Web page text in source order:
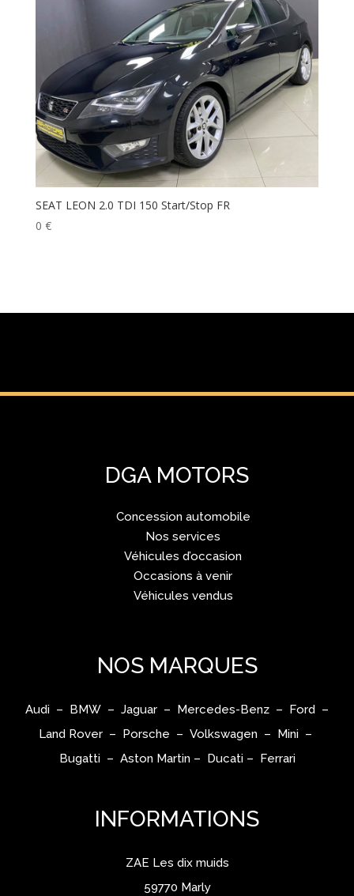
SEAT LEON 2.0 TDI 150 Start/Stop FR
0 €
DGA MOTORS
Concession automobile
Nos services
Véhicules d’occasion
Occasions à venir
Véhicules vendus
NOS MARQUES
Audi – BMW – Jaguar – Mercedes-Benz – Ford –
Land Rover – Porsche – Volkswagen – Mini –
Bugatti – Aston Martin – Ducati – Ferrari
INFORMATIONS
ZAE Les dix muids
59770 Marly